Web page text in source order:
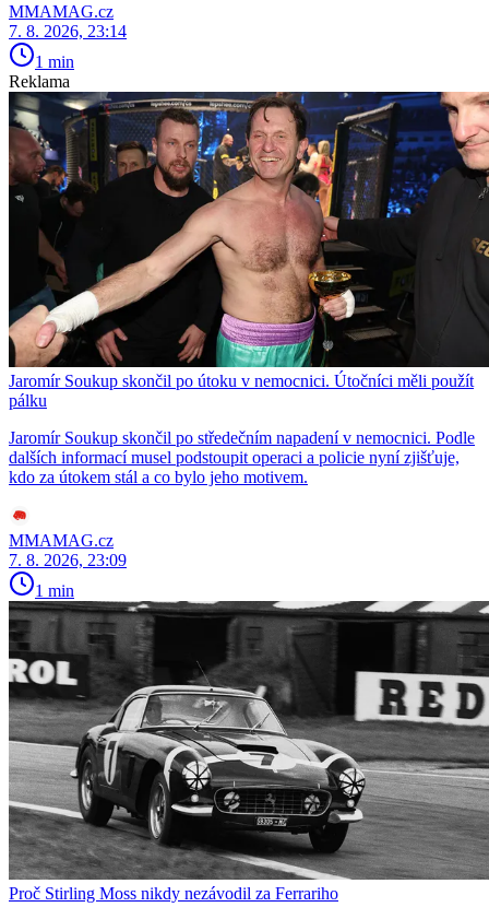
MMAMAG.cz
7. 8. 2026, 23:14
1 min
Reklama
Jaromír Soukup skončil po útoku v nemocnici. Útočníci měli použít
pálku
Jaromír Soukup skončil po středečním napadení v nemocnici. Podle
dalších informací musel podstoupit operaci a policie nyní zjišťuje,
kdo za útokem stál a co bylo jeho motivem.
MMAMAG.cz
7. 8. 2026, 23:09
1 min
Proč Stirling Moss nikdy nezávodil za Ferrariho